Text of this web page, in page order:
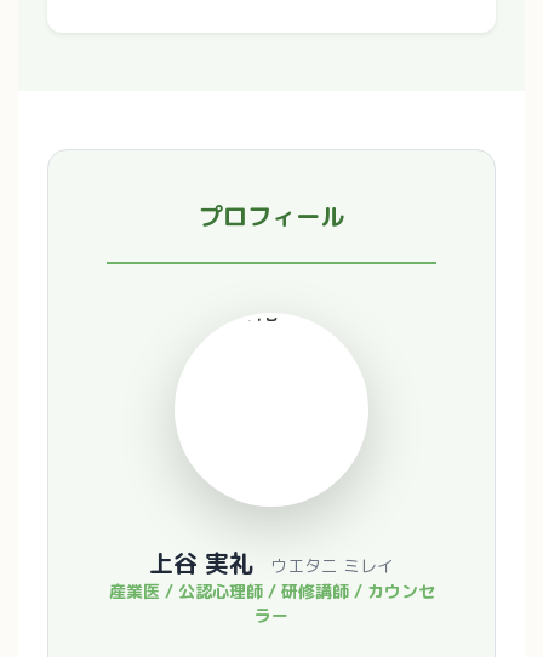
プロフィール
上谷 実礼
ウエタニ ミレイ
産業医 / 公認心理師 / 研修講師 / カウンセ
ラー